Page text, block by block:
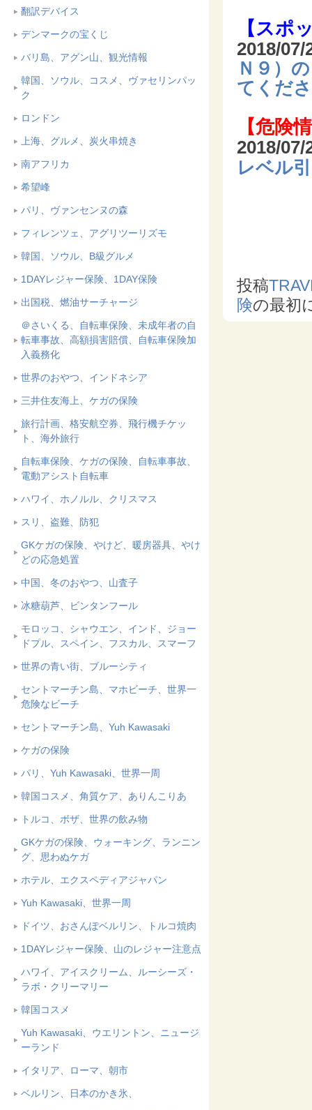
翻訳デバイス
デンマークの宝くじ
バリ島、アグン山、観光情報
韓国、ソウル、コスメ、ヴァセリンパッ
ク
ロンドン
上海、グルメ、炭火串焼き
南アフリカ
希望峰
パリ、ヴァンセンヌの森
フィレンツェ、アグリツーリズモ
韓国、ソウル、B級グルメ
1DAYレジャー保険、1DAY保険
出国税、燃油サーチャージ
＠さいくる、自転車保険、未成年者の自
転車事故、高額損害賠償、自転車保険加
入義務化
世界のおやつ、インドネシア
三井住友海上、ケガの保険
旅行計画、格安航空券、飛行機チケッ
ト、海外旅行
自転車保険、ケガの保険、自転車事故、
電動アシスト自転車
ハワイ、ホノルル、クリスマス
スリ、盗難、防犯
GKケガの保険、やけど、暖房器具、やけ
どの応急処置
中国、冬のおやつ、山査子
冰糖葫芦、ビンタンフール
モロッコ、シャウエン、インド、ジョー
ドプル、スペイン、フスカル、スマーフ
世界の青い街、ブルーシティ
セントマーチン島、マホビーチ、世界一
危険なビーチ
セントマーチン島、Yuh Kawasaki
ケガの保険
パリ、Yuh Kawasaki、世界一周
韓国コスメ、角質ケア、ありんこりあ
トルコ、ボザ、世界の飲み物
GKケガの保険、ウォーキング、ランニン
グ、思わぬケガ
ホテル、エクスペディアジャパン
Yuh Kawasaki、世界一周
ドイツ、おさんぽベルリン、トルコ焼肉
1DAYレジャー保険、山のレジャー注意点
ハワイ、アイスクリーム、ルーシーズ・
ラボ・クリーマリー
韓国コスメ
Yuh Kawasaki、ウエリントン、ニュージ
ーランド
イタリア、ローマ、朝市
ベルリン、日本のかき氷、
【スポ
2018/
Ｎ９）
てくだ
【危険
2018/
レベル
投稿
険の最初